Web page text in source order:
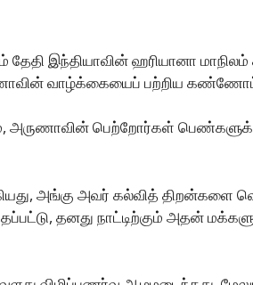
இந்தியாவின் ஹரியானா மாநிலம்
வாழ்க்கையைப் பற்றிய
அருணாவின் பெற்றோர்கள்
அங்கு அவர் கல்வித் திறன்களை
தனது நாட்டிற்கும்